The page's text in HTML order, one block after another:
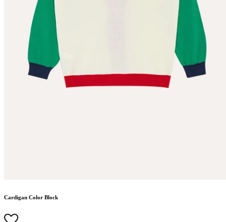
Cardigan Color Block